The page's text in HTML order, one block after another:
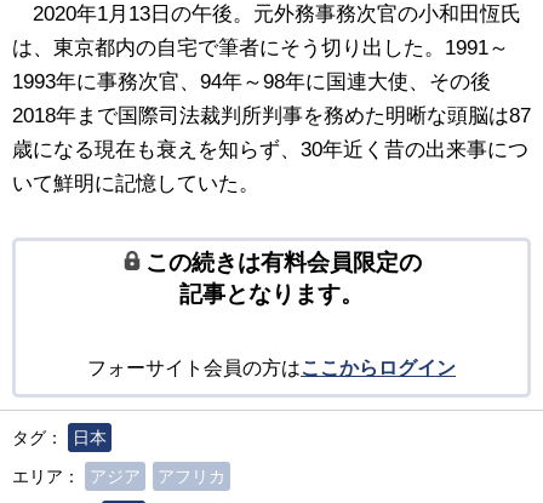
2020年1月13日の午後。元外務事務次官の小和田恆氏
は、東京都内の自宅で筆者にそう切り出した。1991～
1993年に事務次官、94年～98年に国連大使、その後
2018年まで国際司法裁判所判事を務めた明晰な頭脳は87
歳になる現在も衰えを知らず、30年近く昔の出来事につ
いて鮮明に記憶していた。
この続きは有料会員限定の
記事となります。
フォーサイト会員の方はここからログイン
タグ：
日本
エリア：
アジア
アフリカ